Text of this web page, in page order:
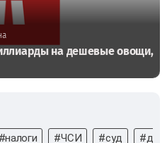
на дешевые овощи,
#налоги #ЧСИ #суд